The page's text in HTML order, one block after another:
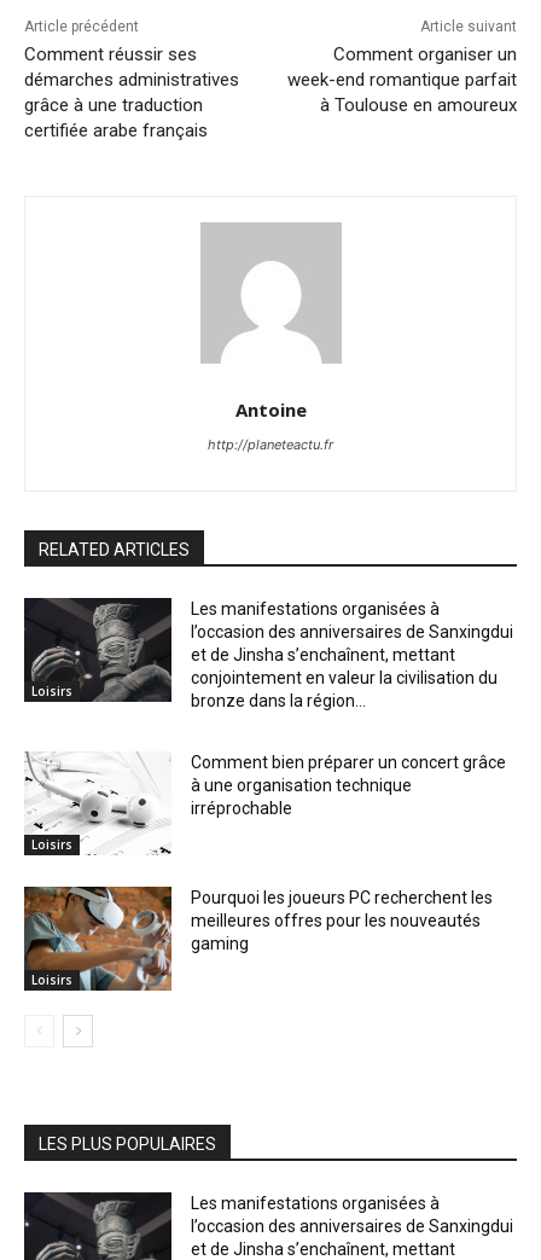
Article précédent
Comment réussir ses
démarches administratives
grâce à une traduction
certifiée arabe français
Article suivant
Comment organiser un
week-end romantique parfait
à Toulouse en amoureux
Antoine
http://planeteactu.fr
RELATED ARTICLES
Loisirs
Les manifestations organisées à
l’occasion des anniversaires de Sanxingdui
et de Jinsha s’enchaînent, mettant
conjointement en valeur la civilisation du
bronze dans la région...
Loisirs
Comment bien préparer un concert grâce
à une organisation technique
irréprochable
Loisirs
Pourquoi les joueurs PC recherchent les
meilleures offres pour les nouveautés
gaming
LES PLUS POPULAIRES
Les manifestations organisées à
l’occasion des anniversaires de Sanxingdui
et de Jinsha s’enchaînent, mettant